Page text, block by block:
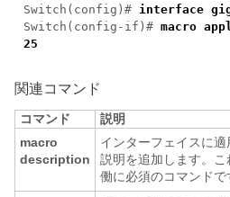
Switch(config)# interface
Switch(config-if)# macro
25
関連コマンド
コマンド
説明
macro
description
インターフェイスに
説明を追加します。
働に必須のコマンドで